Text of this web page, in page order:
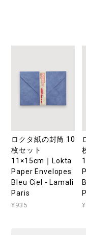
ロクタ紙の封筒 10
枚セット
11×15cm｜Lokta
Paper Envelopes
Bleu Ciel - Lamali
Paris
¥935